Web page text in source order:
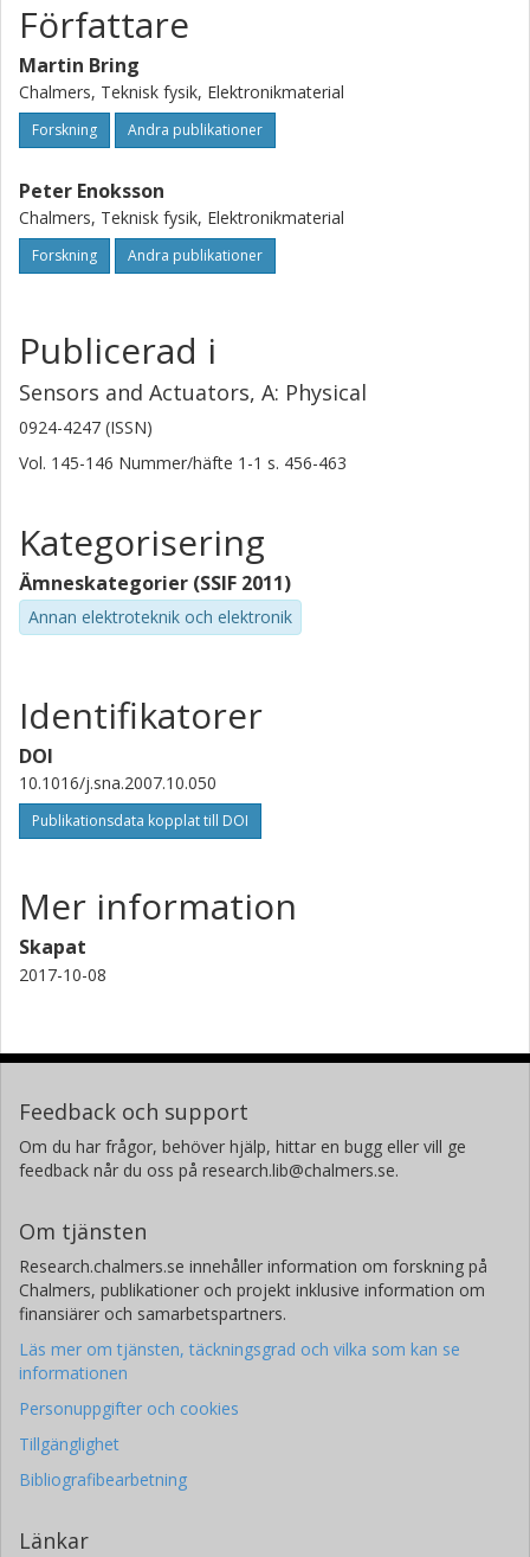
Författare
Martin Bring
Chalmers, Teknisk fysik, Elektronikmaterial
Forskning Andra publikationer
Peter Enoksson
Chalmers, Teknisk fysik, Elektronikmaterial
Forskning Andra publikationer
Publicerad i
Sensors and Actuators, A: Physical
0924-4247 (ISSN)
Vol. 145-146 Nummer/häfte 1-1 s. 456-463
Kategorisering
Ämneskategorier (SSIF 2011)
Annan elektroteknik och elektronik
Identifikatorer
DOI
10.1016/j.sna.2007.10.050
Publikationsdata kopplat till DOI
Mer information
Skapat
2017-10-08
Feedback och support
Om du har frågor, behöver hjälp, hittar en bugg eller vill ge
feedback når du oss på research.lib@chalmers.se.
Om tjänsten
Research.chalmers.se innehåller information om forskning på
Chalmers, publikationer och projekt inklusive information om
finansiärer och samarbetspartners.
Läs mer om tjänsten, täckningsgrad och vilka som kan se
informationen
Personuppgifter och cookies
Tillgänglighet
Bibliografibearbetning
Länkar